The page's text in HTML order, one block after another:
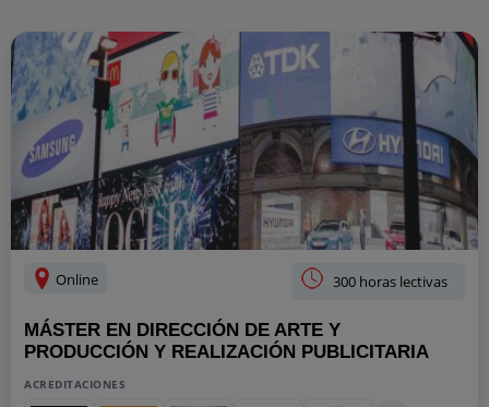
Online 300 horas lectivas
MÁSTER EN DIRECCIÓN DE ARTE Y
PRODUCCIÓN Y REALIZACIÓN PUBLICITARIA
ACREDITACIONES